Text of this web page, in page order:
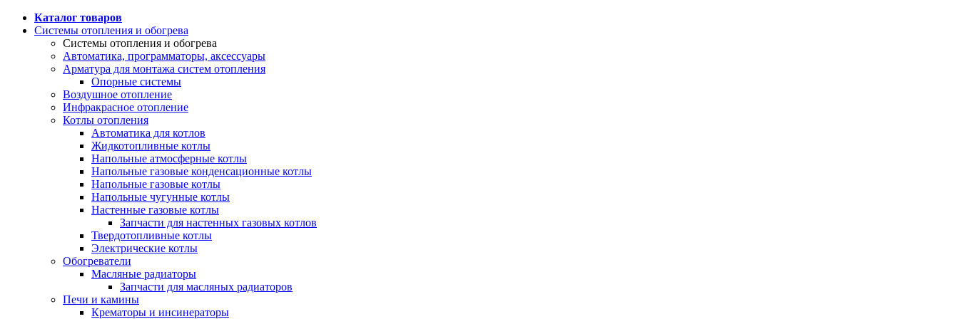
Каталог товаров
Системы отопления и обогрева
Системы отопления и обогрева
Автоматика, программаторы, аксессуары
Арматура для монтажа систем отопления
Опорные системы
Воздушное отопление
Инфракрасное отопление
Котлы отопления
Автоматика для котлов
Жидкотопливные котлы
Напольные атмосферные котлы
Напольные газовые конденсационные котлы
Напольные газовые котлы
Напольные чугунные котлы
Настенные газовые котлы
Запчасти для настенных газовых котлов
Твердотопливные котлы
Электрические котлы
Обогреватели
Масляные радиаторы
Запчасти для масляных радиаторов
Печи и камины
Крематоры и инсинераторы